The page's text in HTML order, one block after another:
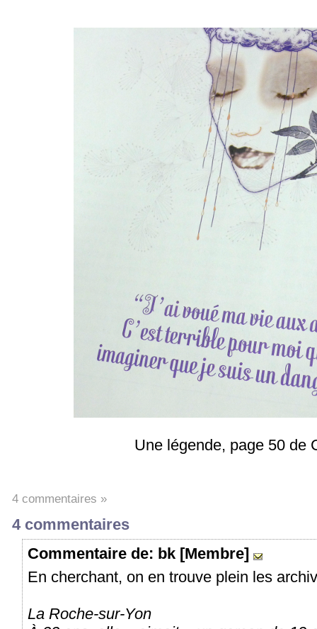
Une légende, page 50 de
4 commentaires »
4 commentaires
Commentaire de: bk [Membre]
En cherchant, on en trouve plein les
La Roche-sur-Yon